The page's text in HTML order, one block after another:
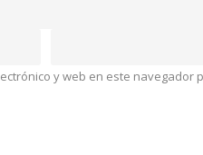
y web en este navegador